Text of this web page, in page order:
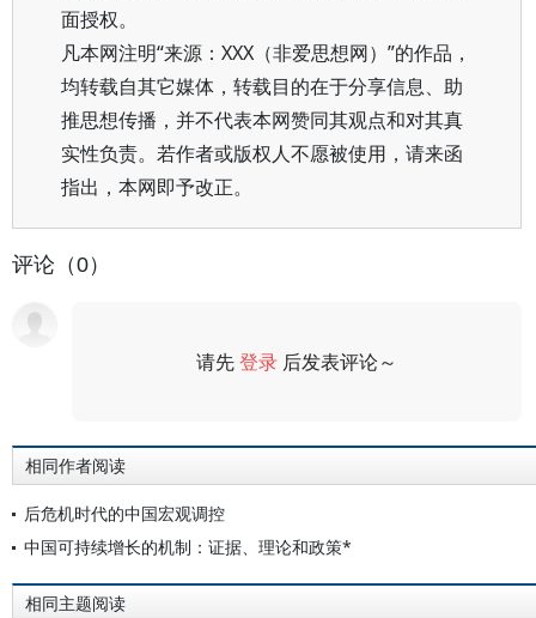
面授权。
凡本网注明“来源：XXX（非爱思想网）”的作品，
均转载自其它媒体，转载目的在于分享信息、助
推思想传播，并不代表本网赞同其观点和对其真
实性负责。若作者或版权人不愿被使用，请来函
指出，本网即予改正。
评论（0）
请先登录 后发表评论～
相同作者阅读
后危机时代的中国宏观调控
中国可持续增长的机制：证据、理论和政策*
相同主题阅读